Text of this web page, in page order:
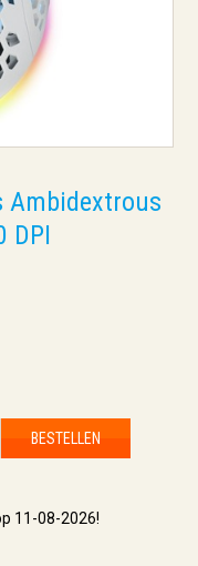
Ambidextrous
DPI
BESTELLEN
11-08-2026!